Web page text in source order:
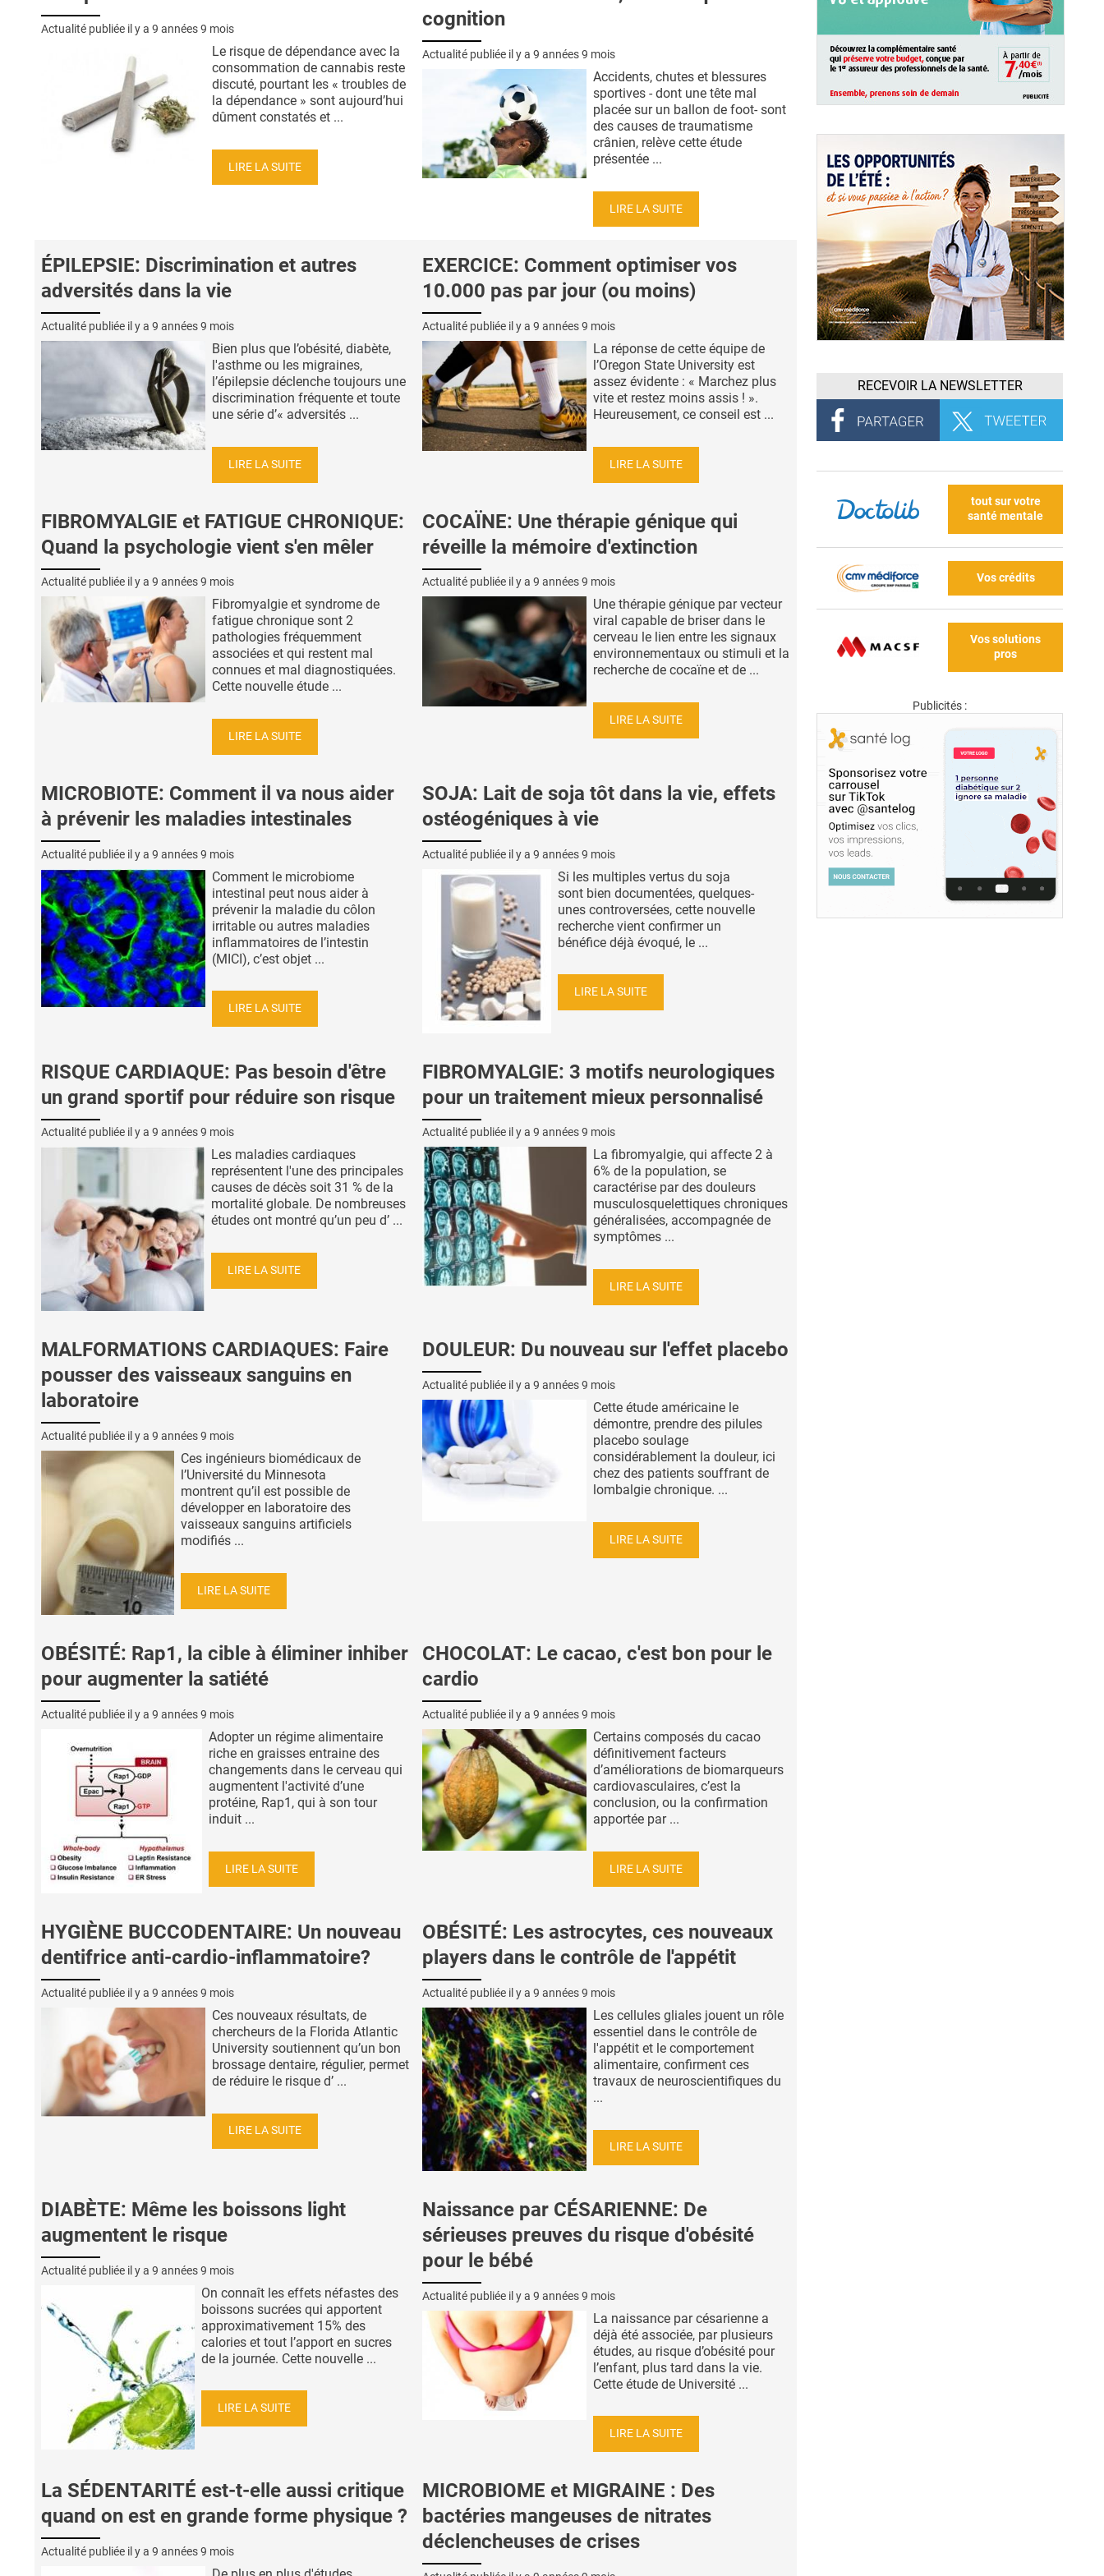
Actualité publiée il y a 9 années 9 mois
Le risque de dépendance avec la
consommation de cannabis reste
discuté, pourtant les « troubles de
la dépendance » sont aujourd’hui
dûment constatés et ...
LIRE LA SUITE
cognition
Actualité publiée il y a 9 années 9 mois
Accidents, chutes et blessures
sportives - dont une tête mal
placée sur un ballon de foot- sont
des causes de traumatisme
crânien, relève cette étude
présentée ...
LIRE LA SUITE
ÉPILEPSIE: Discrimination et autres
adversités dans la vie
Actualité publiée il y a 9 années 9 mois
Bien plus que l’obésité, diabète,
l'asthme ou les migraines,
l’épilepsie déclenche toujours une
discrimination fréquente et toute
une série d’« adversités ...
LIRE LA SUITE
EXERCICE: Comment optimiser vos
10.000 pas par jour (ou moins)
Actualité publiée il y a 9 années 9 mois
La réponse de cette équipe de
l’Oregon State University est
assez évidente : « Marchez plus
vite et restez moins assis ! ».
Heureusement, ce conseil est ...
LIRE LA SUITE
FIBROMYALGIE et FATIGUE CHRONIQUE:
Quand la psychologie vient s'en mêler
Actualité publiée il y a 9 années 9 mois
Fibromyalgie et syndrome de
fatigue chronique sont 2
pathologies fréquemment
associées et qui restent mal
connues et mal diagnostiquées.
Cette nouvelle étude ...
LIRE LA SUITE
COCAÏNE: Une thérapie génique qui
réveille la mémoire d'extinction
Actualité publiée il y a 9 années 9 mois
Une thérapie génique par vecteur
viral capable de briser dans le
cerveau le lien entre les signaux
environnementaux ou stimuli et la
recherche de cocaïne et de ...
LIRE LA SUITE
MICROBIOTE: Comment il va nous aider
à prévenir les maladies intestinales
Actualité publiée il y a 9 années 9 mois
Comment le microbiome
intestinal peut nous aider à
prévenir la maladie du côlon
irritable ou autres maladies
inflammatoires de l’intestin
(MICI), c’est objet ...
LIRE LA SUITE
SOJA: Lait de soja tôt dans la vie, effets
ostéogéniques à vie
Actualité publiée il y a 9 années 9 mois
Si les multiples vertus du soja
sont bien documentées, quelques-
unes controversées, cette nouvelle
recherche vient confirmer un
bénéfice déjà évoqué, le ...
LIRE LA SUITE
RISQUE CARDIAQUE: Pas besoin d'être
un grand sportif pour réduire son risque
Actualité publiée il y a 9 années 9 mois
Les maladies cardiaques
représentent l'une des principales
causes de décès soit 31 % de la
mortalité globale. De nombreuses
études ont montré qu’un peu d’ ...
LIRE LA SUITE
FIBROMYALGIE: 3 motifs neurologiques
pour un traitement mieux personnalisé
Actualité publiée il y a 9 années 9 mois
La fibromyalgie, qui affecte 2 à
6% de la population, se
caractérise par des douleurs
musculosquelettiques chroniques
généralisées, accompagnée de
symptômes ...
LIRE LA SUITE
MALFORMATIONS CARDIAQUES: Faire
pousser des vaisseaux sanguins en
laboratoire
Actualité publiée il y a 9 années 9 mois
Ces ingénieurs biomédicaux de
l’Université du Minnesota
montrent qu’il est possible de
développer en laboratoire des
vaisseaux sanguins artificiels
modifiés ...
LIRE LA SUITE
DOULEUR: Du nouveau sur l'effet placebo
Actualité publiée il y a 9 années 9 mois
Cette étude américaine le
démontre, prendre des pilules
placebo soulage
considérablement la douleur, ici
chez des patients souffrant de
lombalgie chronique. ...
LIRE LA SUITE
OBÉSITÉ: Rap1, la cible à éliminer inhiber
pour augmenter la satiété
Actualité publiée il y a 9 années 9 mois
Adopter un régime alimentaire
riche en graisses entraine des
changements dans le cerveau qui
augmentent l'activité d’une
protéine, Rap1, qui à son tour
induit ...
LIRE LA SUITE
CHOCOLAT: Le cacao, c'est bon pour le
cardio
Actualité publiée il y a 9 années 9 mois
Certains composés du cacao
définitivement facteurs
d’améliorations de biomarqueurs
cardiovasculaires, c’est la
conclusion, ou la confirmation
apportée par ...
LIRE LA SUITE
HYGIÈNE BUCCODENTAIRE: Un nouveau
dentifrice anti-cardio-inflammatoire?
Actualité publiée il y a 9 années 9 mois
Ces nouveaux résultats, de
chercheurs de la Florida Atlantic
University soutiennent qu’un bon
brossage dentaire, régulier, permet
de réduire le risque d’ ...
LIRE LA SUITE
OBÉSITÉ: Les astrocytes, ces nouveaux
players dans le contrôle de l'appétit
Actualité publiée il y a 9 années 9 mois
Les cellules gliales jouent un rôle
essentiel dans le contrôle de
l'appétit et le comportement
alimentaire, confirment ces
travaux de neuroscientifiques du
...
LIRE LA SUITE
DIABÈTE: Même les boissons light
augmentent le risque
Actualité publiée il y a 9 années 9 mois
On connaît les effets néfastes des
boissons sucrées qui apportent
approximativement 15% des
calories et tout l’apport en sucres
de la journée. Cette nouvelle ...
LIRE LA SUITE
Naissance par CÉSARIENNE: De
sérieuses preuves du risque d'obésité
pour le bébé
Actualité publiée il y a 9 années 9 mois
La naissance par césarienne a
déjà été associée, par plusieurs
études, au risque d’obésité pour
l’enfant, plus tard dans la vie.
Cette étude de Université ...
LIRE LA SUITE
La SÉDENTARITÉ est-t-elle aussi critique
quand on est en grande forme physique ?
Actualité publiée il y a 9 années 9 mois
MICROBIOME et MIGRAINE : Des
bactéries mangeuses de nitrates
déclencheuses de crises
RECEVOIR LA NEWSLETTER
tout sur votre
santé mentale
Vos crédits
Vos solutions
pros
Publicités :